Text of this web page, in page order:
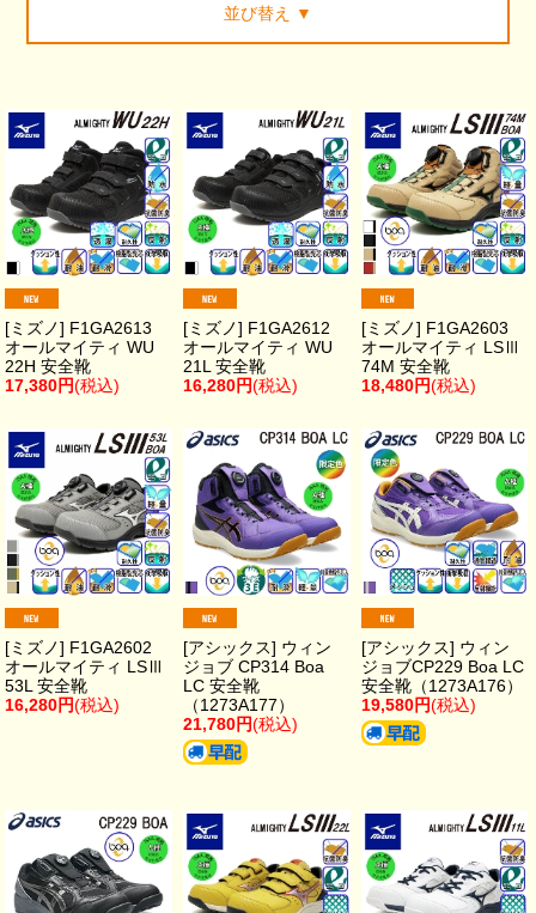
並び替え ▼
[ミズノ] F1GA2613
オールマイティ WU
22H 安全靴
17,380円(税込)
[ミズノ] F1GA2612
オールマイティ WU
21L 安全靴
16,280円(税込)
[ミズノ] F1GA2603
オールマイティ LSⅢ
74M 安全靴
18,480円(税込)
[ミズノ] F1GA2602
オールマイティ LSⅢ
53L 安全靴
16,280円(税込)
[アシックス] ウィン
ジョブ CP314 Boa
LC 安全靴
（1273A177）
21,780円(税込)
[アシックス] ウィン
ジョブCP229 Boa LC
安全靴（1273A176）
19,580円(税込)